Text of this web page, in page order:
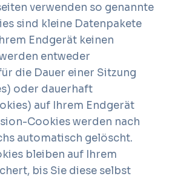
verwenden so genannte
sind kleine Datenpakete
Endgerät keinen
entweder
die Dauer einer Sitzung
oder dauerhaft
auf Ihrem Endgerät
Cookies werden nach
automatisch gelöscht.
bleiben auf Ihrem
bis Sie diese selbst